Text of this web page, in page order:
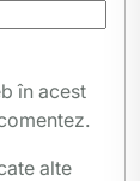
în acest
alte